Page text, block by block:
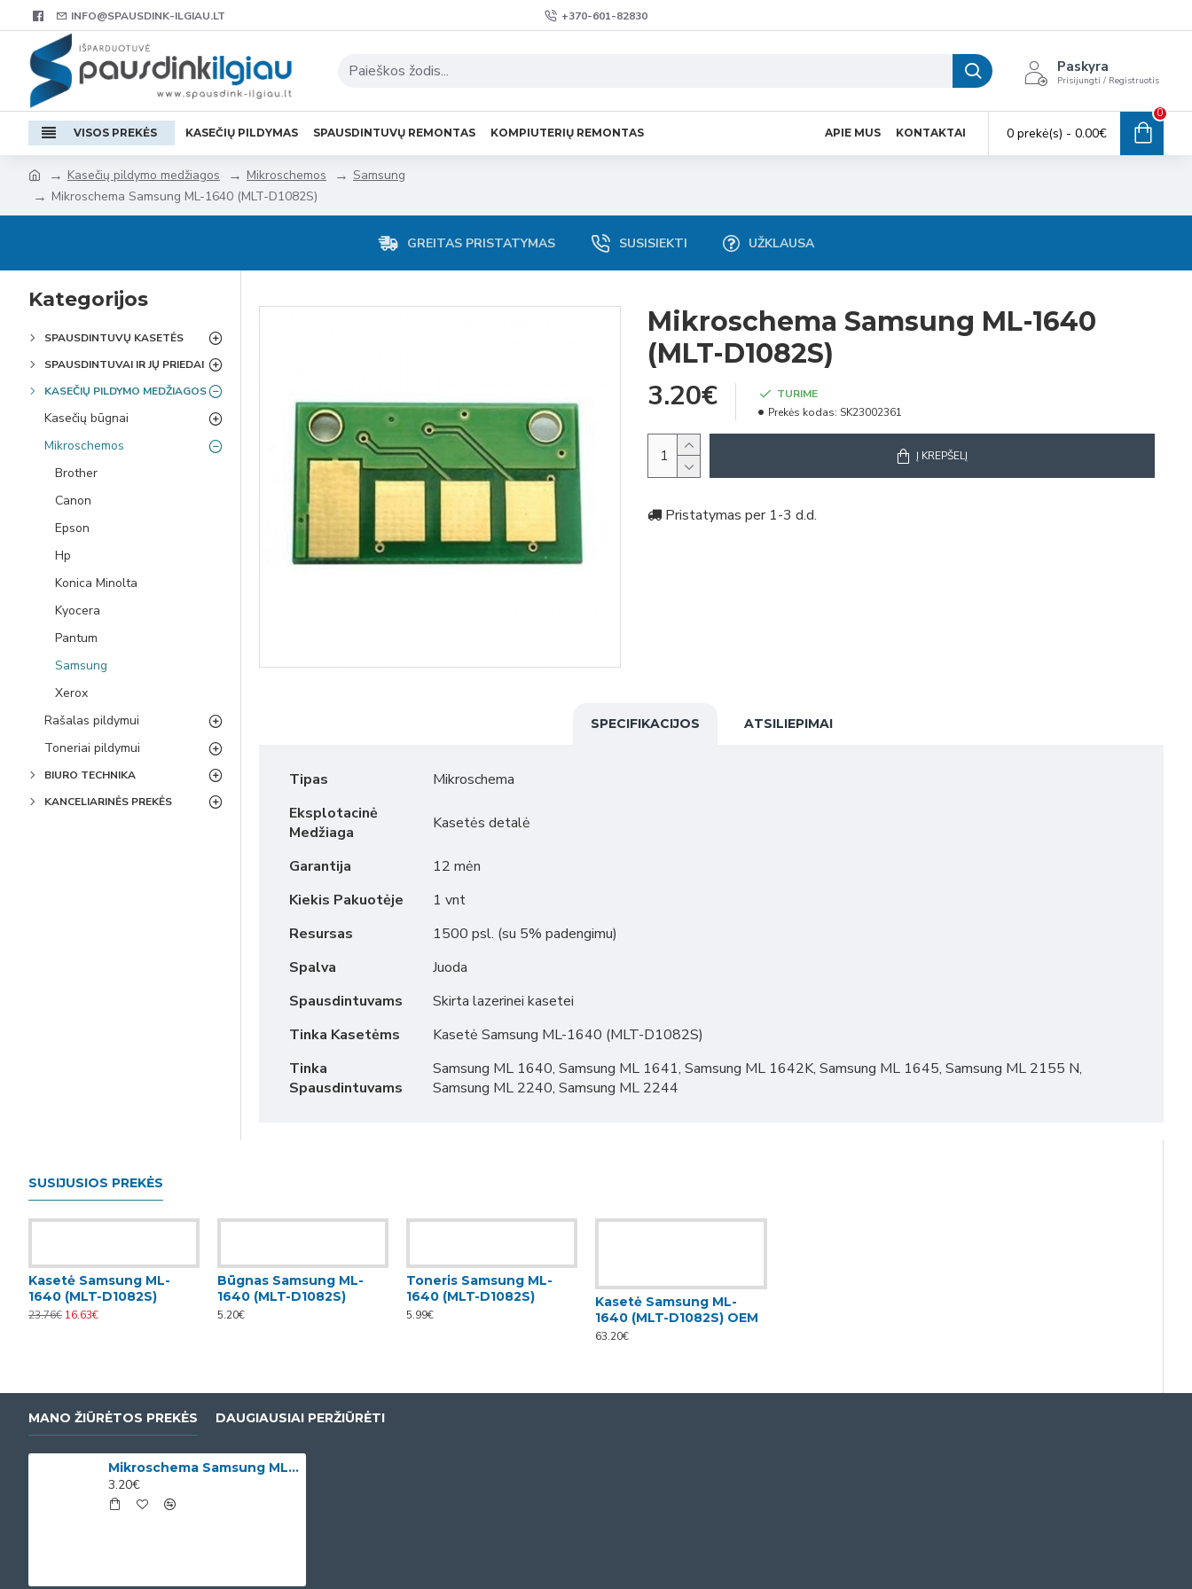
INFO@SPAUSDINK-ILGIAU.LT +370-601-82830
Paskyra
Prisijungti / Registruotis
VISOS PREKĖS KASEČIŲ PILDYMAS SPAUSDINTUVŲ REMONTAS KOMPIUTERIŲ REMONTAS APIE MUS KONTAKTAI 0 prekė(s) - 0.00€
0
Kasečių pildymo medžiagos Mikroschemos
Samsung
Mikroschema Samsung ML-1640 (MLT-D1082S)
GREITAS PRISTATYMAS SUSISIEKTI UŽKLAUSA
Kategorijos
SPAUSDINTUVŲ KASETĖS
SPAUSDINTUVAI IR JŲ PRIEDAI
KASEČIŲ PILDYMO MEDŽIAGOS
Kasečių būgnai
Mikroschemos
Brother
Canon
Epson
Hp
Konica Minolta
Kyocera
Pantum
Samsung
Xerox
Rašalas pildymui
Toneriai pildymui
BIURO TECHNIKA
KANCELIARINĖS PREKĖS
Mikroschema Samsung ML-1640
(MLT-D1082S)
3.20€
TURIME
Prekės kodas: SK23002361
Į KREPŠELĮ
Pristatymas per 1-3 d.d.
SPECIFIKACIJOS ATSILIEPIMAI
Tipas
Mikroschema
Eksplotacinė
Medžiaga
Kasetės detalė
Garantija
12 mėn
Kiekis Pakuotėje
1 vnt
Resursas
1500 psl. (su 5% padengimu)
Spalva
Juoda
Spausdintuvams
Skirta lazerinei kasetei
Tinka Kasetėms
Kasetė Samsung ML-1640 (MLT-D1082S)
Tinka
Spausdintuvams
Samsung ML 1640, Samsung ML 1641, Samsung ML 1642K, Samsung ML 1645, Samsung ML 2155 N,
Samsung ML 2240, Samsung ML 2244
SUSIJUSIOS PREKĖS
Kasetė Samsung ML-
1640 (MLT-D1082S)
23.76€ 16.63€
Būgnas Samsung ML-
1640 (MLT-D1082S)
5.20€
Toneris Samsung ML-
1640 (MLT-D1082S)
5.99€
Kasetė Samsung ML-
1640 (MLT-D1082S) OEM
63.20€
MANO ŽIŪRĖTOS PREKĖS DAUGIAUSIAI PERŽIŪRĖTI
Mikroschema Samsung ML-1640 (MLT-D1082S)
3.20€